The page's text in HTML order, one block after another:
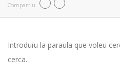
Compartiu
Introduïu la paraula que voleu
cerca.